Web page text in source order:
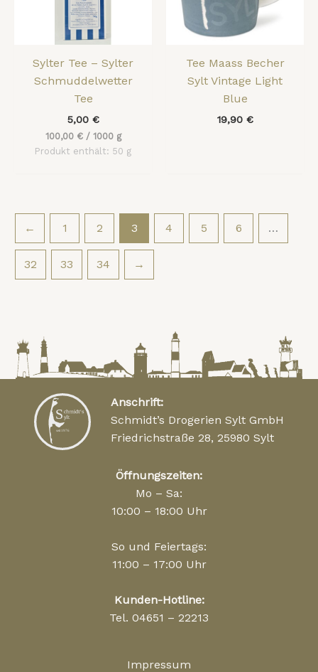
Sylter Tee – Sylter
Schmuddelwetter
Tee
5,00 €
100,00 €/ 1000 g
Produkt enthält: 50 g
Tee Maass Becher
Sylt Vintage Light
Blue
19,90 €
← 1 2 3 4 5 6 …
32 33 34 →
Anschrift:
Schmidt’s Drogerien Sylt GmbH
Friedrichstraße 28, 25980 Sylt
Öffnungszeiten:
Mo – Sa:
10:00 – 18:00 Uhr
So und Feiertags:
11:00 – 17:00 Uhr
Kunden-Hotline:
Tel. 04651 – 22213
Impressum